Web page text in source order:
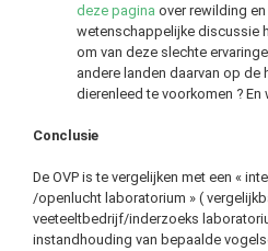
deze pagina over rewilding
wetenschappelijke discussie
om van deze slechte
andere landen daarvan op
dierenleed te voorkomen ?
Conclusie
De OVP is te vergelijken met een «
/openlucht laboratorium » (
veeteeltbedrijf/inderzoeks
instandhouding van bepaalde